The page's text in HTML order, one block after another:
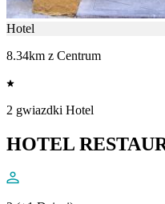
Hotel
8.34km z Centrum
2 gwiazdki Hotel
HOTEL